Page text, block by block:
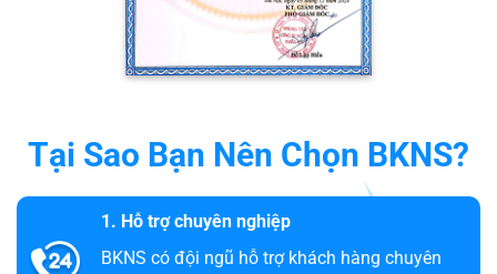
Tại Sao Bạn Nên Chọn BKNS?
1. Hỗ trợ chuyên nghiệp
BKNS có đội ngũ hỗ trợ khách hàng chuyên